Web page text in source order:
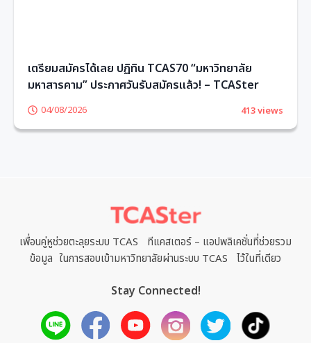
เตรียมสมัครได้เลย ปฏิทิน TCAS70 “มหาวิทยาลัย
มหาสารคาม” ประกาศวันรับสมัครแล้ว! – TCASter
04/08/2026 413 views
เพื่อนคู่หูช่วยตะลุยระบบ TCAS ทีแคสเตอร์ – แอปพลิเคชั่นที่ช่วยรวม
Stay Connected!